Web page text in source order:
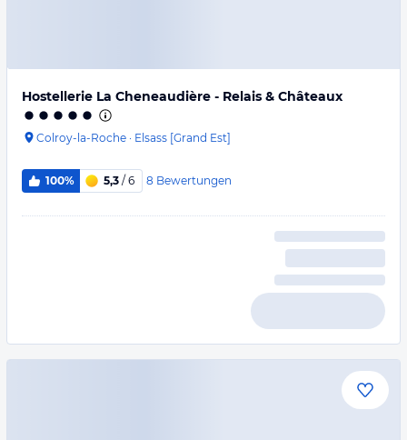
Hostellerie La Cheneaudière - Relais & Châteaux
Colroy-la-Roche · Elsass [Grand Est]
100% 5,3 / 6 8 Bewertungen